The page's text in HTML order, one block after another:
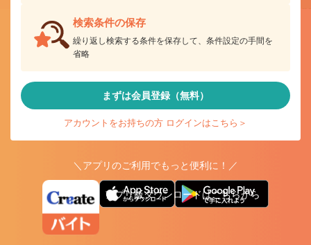
検索条件の保存
繰り返し検索する条件を保存して、条件設定の手間を
省略
まずは会員登録（無料）
アカウントをお持ちの方 ログインはこちら＞
＼アプリのご利用でもっと便利に！／
アプリ版ダウンロードはこちらから